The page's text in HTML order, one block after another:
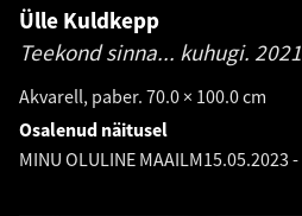
Ülle Kuldkepp
Teekond sinna... kuhugi. 2021
Akvarell, paber. 70.0 × 100.0 cm
Osalenud näitusel
MINU OLULINE MAAILM15.05.2023 -